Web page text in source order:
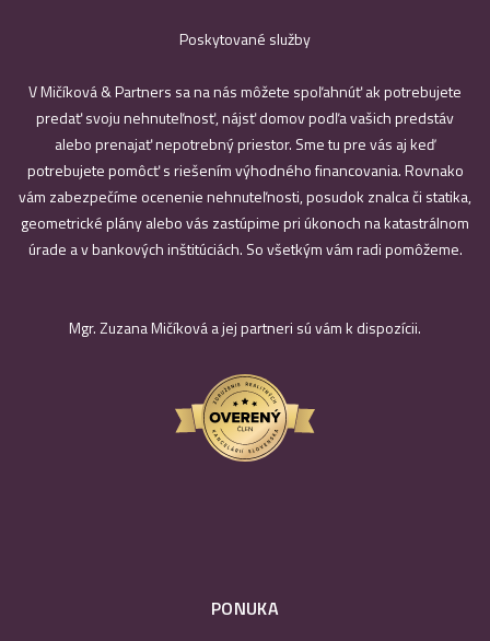
Poskytované služby
V Mičíková & Partners sa na nás môžete spoľahnúť ak potrebujete
predať svoju nehnuteľnosť, nájsť domov podľa vašich predstáv
alebo prenajať nepotrebný priestor. Sme tu pre vás aj keď
potrebujete pomôcť s riešením výhodného financovania. Rovnako
vám zabezpečíme ocenenie nehnuteľnosti, posudok znalca či statika,
geometrické plány alebo vás zastúpime pri úkonoch na katastrálnom
úrade a v bankových inštitúciách. So všetkým vám radi pomôžeme.
Mgr. Zuzana Mičíková a jej partneri sú vám k dispozícii.
PONUKA